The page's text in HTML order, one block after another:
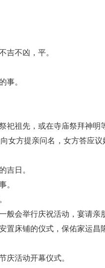
吉不凶，平。
事。
祀祖先，或在寺庙祭拜神明
女方提亲问名，女方答应
吉日。
。
般会举行庆祝活动，宴请亲
床铺的仪式，保佑家运昌
庆活动开幕仪式。